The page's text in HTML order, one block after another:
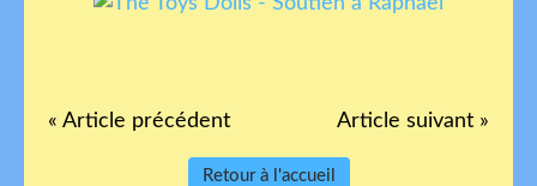
« Article précédent Article suivant »
Retour à l'accueil